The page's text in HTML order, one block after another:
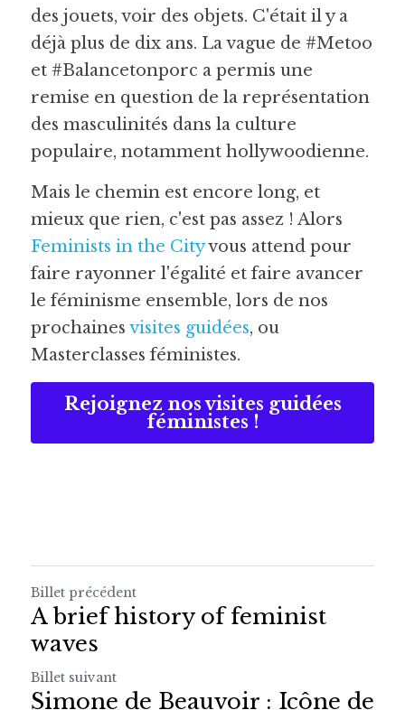
des jouets, voir des objets. C'était il y a
déjà plus de dix ans. La vague de #Metoo
et #Balancetonporc a permis une
remise en question de la représentation
des masculinités dans la culture
populaire, notamment hollywoodienne.
Mais le chemin est encore long, et
Feminists in the City vous attend pour
faire rayonner l'égalité et faire avancer
le féminisme ensemble, lors de nos
prochaines visites guidées, ou
Masterclasses féministes.
Rejoignez nos visites guidées
féministes !
Billet précédent
A brief history of feminist
waves
Billet suivant
Simone de Beauvoir : Icône de